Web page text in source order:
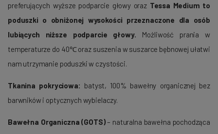
preferujących wyższe podparcie głowy oraz Tessa Medium to
poduszki o obniżonej wysokości przeznaczone dla osób
lubiących niższe podparcie głowy. Możliwość prania w
temperaturze do 40℃ oraz suszenia w suszarce bębnowej ułatwi
nam utrzymanie poduszki w czystości.
Tkanina pokryciowa: batyst, 100% bawełny organicznej bez
barwników i optycznych wybielaczy.
Bawełna Organiczna (GOTS)– naturalna bawełna pochodząca